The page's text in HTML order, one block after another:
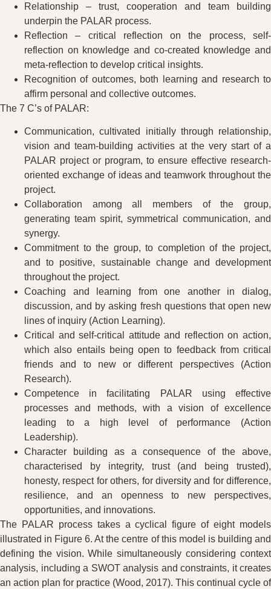
Relationship – trust, cooperation and team building
underpin the PALAR process.
Reflection – critical reflection on the process, self-
reflection on knowledge and co-created knowledge and
meta-reflection to develop critical insights.
Recognition of outcomes, both learning and research to
affirm personal and collective outcomes.
The 7 C’s of PALAR:
Communication, cultivated initially through relationship,
vision and team-building activities at the very start of a
PALAR project or program, to ensure effective research-
oriented exchange of ideas and teamwork throughout the
project.
Collaboration among all members of the group,
generating team spirit, symmetrical communication, and
synergy.
Commitment to the group, to completion of the project,
and to positive, sustainable change and development
throughout the project.
Coaching and learning from one another in dialog,
discussion, and by asking fresh questions that open new
lines of inquiry (Action Learning).
Critical and self-critical attitude and reflection on action,
which also entails being open to feedback from critical
friends and to new or different perspectives (Action
Research).
Competence in facilitating PALAR using effective
processes and methods, with a vision of excellence
leading to a high level of performance (Action
Leadership).
Character building as a consequence of the above,
characterised by integrity, trust (and being trusted),
honesty, respect for others, for diversity and for difference,
resilience, and an openness to new perspectives,
opportunities, and innovations.
The PALAR process takes a cyclical figure of eight models
illustrated in Figure 6. At the centre of this model is building and
defining the vision. While simultaneously considering context
analysis, including a SWOT analysis and constraints, it creates
an action plan for practice (Wood, 2017). This continual cycle of